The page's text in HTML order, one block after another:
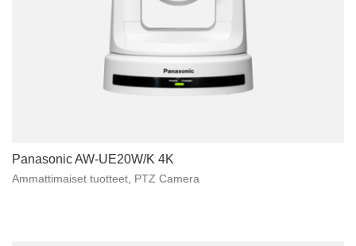
Panasonic AW-UE20W/K 4K
Ammattimaiset tuotteet PTZ Camera